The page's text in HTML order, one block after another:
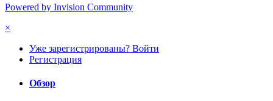
Powered by Invision Community
×
Уже зарегистрированы? Войти
Регистрация
Обзор